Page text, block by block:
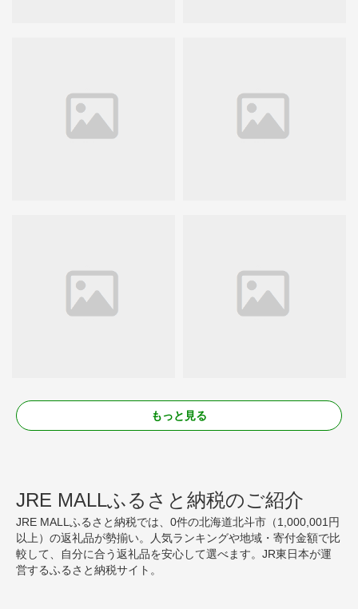
もっと見る
JRE MALLふるさと納税のご紹介
JRE MALLふるさと納税では、0件の北海道北斗市（1,000,001円
以上）の返礼品が勢揃い。人気ランキングや地域・寄付金額で比
較して、自分に合う返礼品を安心して選べます。JR東日本が運
営するふるさと納税サイト。